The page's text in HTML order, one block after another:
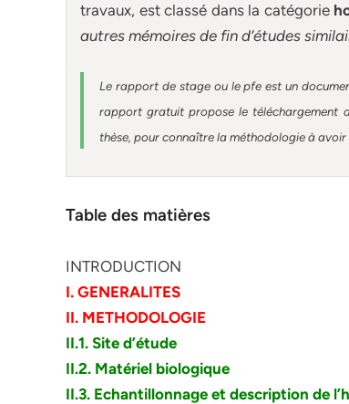
travaux, est classé dans la catégorie
autres mémoires de fin d’études
Le rapport de stage ou le pfe est un
rapport gratuitpropose le téléchargement
thèse, pour connaître la méthodologie à
Table des matières
INTRODUCTION
I. GENERALITES
II. METHODOLOGIE
II.1. Site d’étude
II.2. Matériel biologique
II.3. Echantillonnage et description de